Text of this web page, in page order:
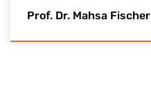
Prof. Dr. Mahsa Fischer